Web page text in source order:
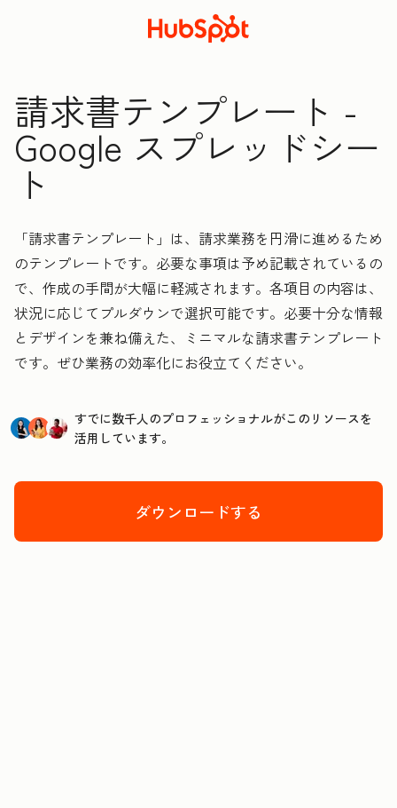
請求書テンプレート -
Google スプレッドシー
ト
「請求書テンプレート」は、請求業務を円滑に進めるため
のテンプレートです。必要な事項は予め記載されているの
で、作成の手間が大幅に軽減されます。各項目の内容は、
状況に応じてプルダウンで選択可能です。必要十分な情報
とデザインを兼ね備えた、ミニマルな請求書テンプレート
です。ぜひ業務の効率化にお役立てください。
すでに数千人のプロフェッショナルがこのリソースを
活用しています。
ダウンロードする